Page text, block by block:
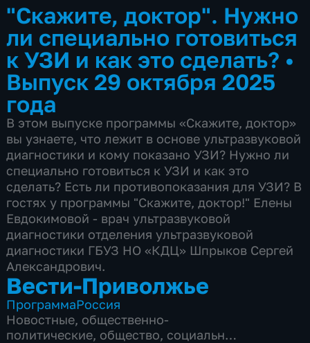
"Скажите, доктор". Нужно
ли специально готовиться
к УЗИ и как это сделать? •
Выпуск 29 октября 2025
года
В этом выпуске программы «Скажите, доктор»
вы узнаете, что лежит в основе ультразвуковой
диагностики и кому показано УЗИ? Нужно ли
специально готовиться к УЗИ и как это
сделать? Есть ли противопоказания для УЗИ? В
гостях у программы "Скажите, доктор!" Елены
Евдокимовой - врач ультразвуковой
диагностики отделения ультразвуковой
диагностики ГБУЗ НО «КДЦ» Шпрыков Сергей
Александрович.
Вести-Приволжье
ПрограммаРоссия
Новостные, общественно-
политические, общество, социально-